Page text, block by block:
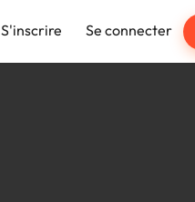
S'inscrire Se connecter